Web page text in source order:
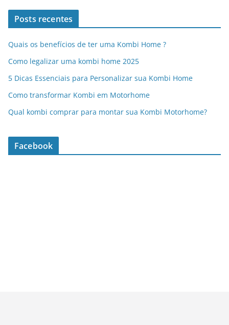
Posts recentes
Quais os benefícios de ter uma Kombi Home ?
Como legalizar uma kombi home 2025
5 Dicas Essenciais para Personalizar sua Kombi Home
Como transformar Kombi em Motorhome
Qual kombi comprar para montar sua Kombi Motorhome?
Facebook